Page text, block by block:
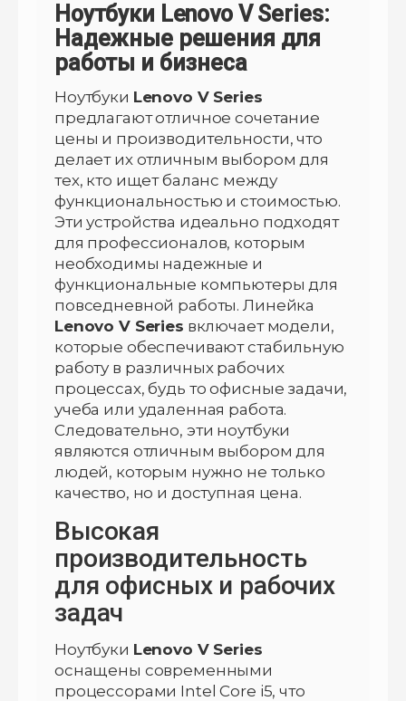
Ноутбуки Lenovo V Series:
Надежные решения для
работы и бизнеса
Ноутбуки Lenovo V Series
предлагают отличное сочетание
цены и производительности, что
делает их отличным выбором для
тех, кто ищет баланс между
функциональностью и стоимостью.
Эти устройства идеально подходят
для профессионалов, которым
необходимы надежные и
функциональные компьютеры для
повседневной работы. Линейка
Lenovo V Series включает модели,
которые обеспечивают стабильную
работу в различных рабочих
процессах, будь то офисные задачи,
учеба или удаленная работа.
Следовательно, эти ноутбуки
являются отличным выбором для
людей, которым нужно не только
качество, но и доступная цена.
Высокая
производительность
для офисных и рабочих
задач
Ноутбуки Lenovo V Series
оснащены современными
процессорами Intel Core i5, что